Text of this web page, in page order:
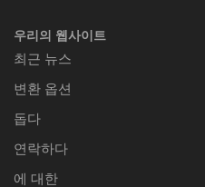
우리의 웹사이트
최근 뉴스
변환 옵션
돕다
연락하다
에 대한